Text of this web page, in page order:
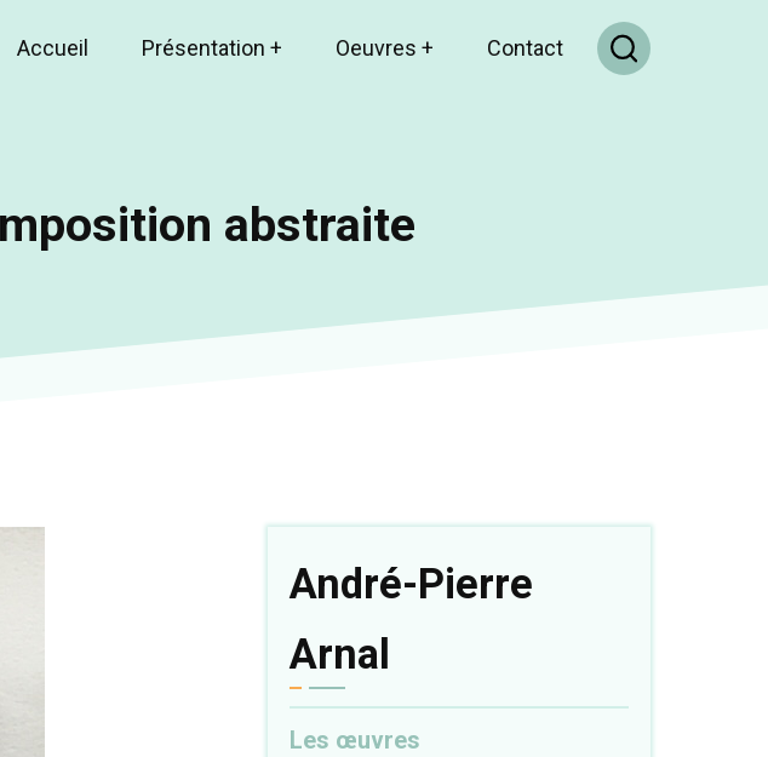
Main
Accueil Présentation + Oeuvres + Contact
abstraite
André-Pierre
Arnal
Les œuvres